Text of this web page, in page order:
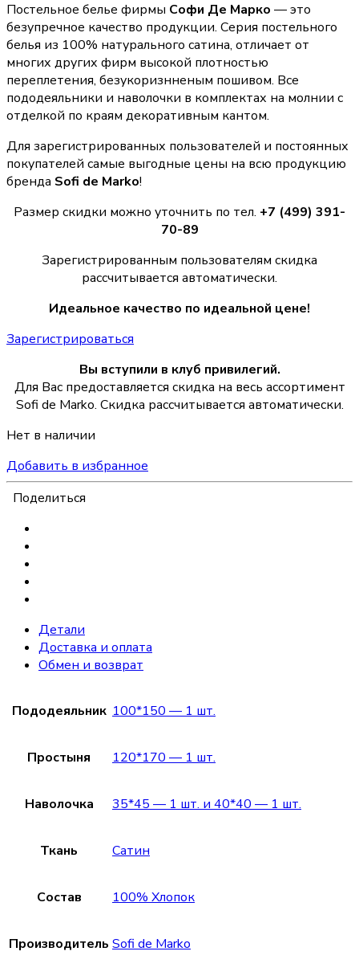
Постельное белье фирмы Софи Де Марко — это
безупречное качество продукции. Серия постельного
белья из 100% натурального сатина, отличает от
многих других фирм высокой плотностью
переплетения, безукоризнненым пошивом. Все
пододеяльники и наволочки в комплектах на молнии с
отделкой по краям декоративным кантом.
Для зарегистрированных пользователей и постоянных
покупателей самые выгодные цены на всю продукцию
бренда Sofi de Marko!
Размер скидки можно уточнить по тел. +7 (499) 391-
70-89
Зарегистрированным пользователям скидка
рассчитывается автоматически.
Идеальное качество по идеальной цене!
Зарегистрироваться
Вы вступили в клуб привилегий.
Для Вас предоставляется скидка на весь ассортимент
Sofi de Marko. Скидка рассчитывается автоматически.
Нет в наличии
Добавить в избранное
Поделиться
Детали
Доставка и оплата
Обмен и возврат
Пододеяльник 100*150 — 1 шт.
Простыня 120*170 — 1 шт.
Наволочка 35*45 — 1 шт. и 40*40 — 1 шт.
Ткань Сатин
Состав 100% Хлопок
Производитель Sofi de Marko